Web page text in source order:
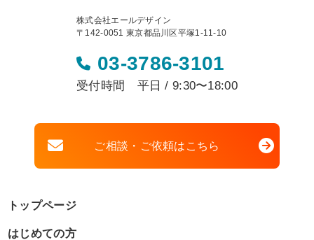
株式会社エールデザイン
〒142-0051 東京都品川区平塚1-11-10
03-3786-3101
受付時間 平日 / 9:30〜18:00
ご相談・ご依頼はこちら
トップページ
はじめての方